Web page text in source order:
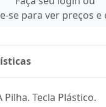
se para ver preços
Pilha. Tecla Plástico.